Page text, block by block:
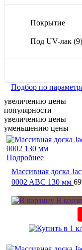
Покрытие
Под UV-лак (9)
Подбор по
увеличению цены
популярности
увеличению цены
уменьшению цены
Подробнее
Массивная доска
0002 ABC 130 мм
В